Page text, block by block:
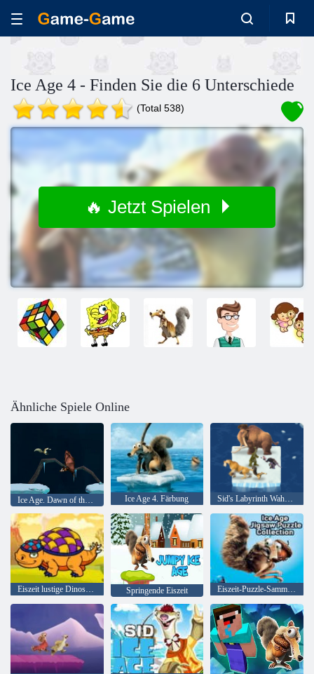
Ice Age 4 - Finden Sie die 6 Unterschiede
(Total 538)
🔥 Jetzt Spielen
Ähnliche Spiele Online
Ice Age. Dawn of the Dinosaurs Ice Age 4. Färbung Sid's Labyrinth Wahnsinn
Eiszeit lustige Dinosaurier Färbung Springende Eiszeit Eiszeit-Puzzle-Sammlung